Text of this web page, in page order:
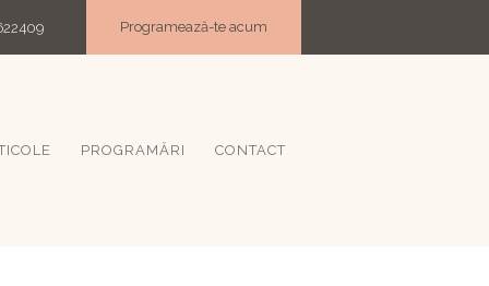
Programează-te acum
PROGRAMĂRI CONTACT